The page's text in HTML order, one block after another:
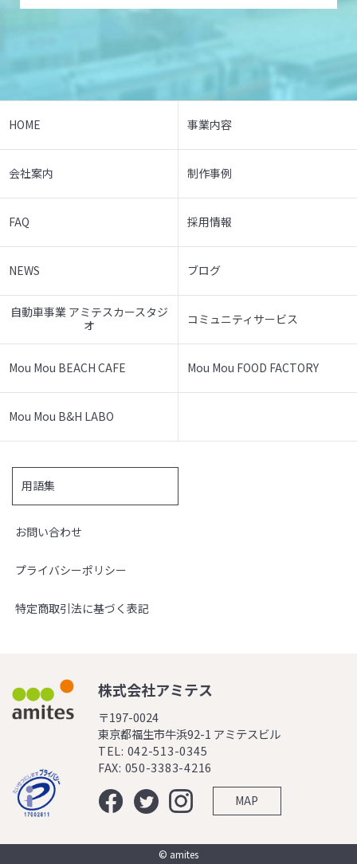
HOME 事業内容
会社案内 制作事例
FAQ 採用情報
NEWS ブログ
自動車事業 アミテスカースタジ
オ
コミュニティサービス
Mou Mou BEACH CAFE Mou Mou FOOD FACTORY
Mou Mou B&H LABO
用語集
お問い合わせ
プライバシーポリシー
特定商取引法に基づく表記
株式会社アミテス
〒197-0024
東京都福生市牛浜92-1 アミテスビル
TEL: 042-513-0345
FAX: 050-3383-4216
MAP
© amites